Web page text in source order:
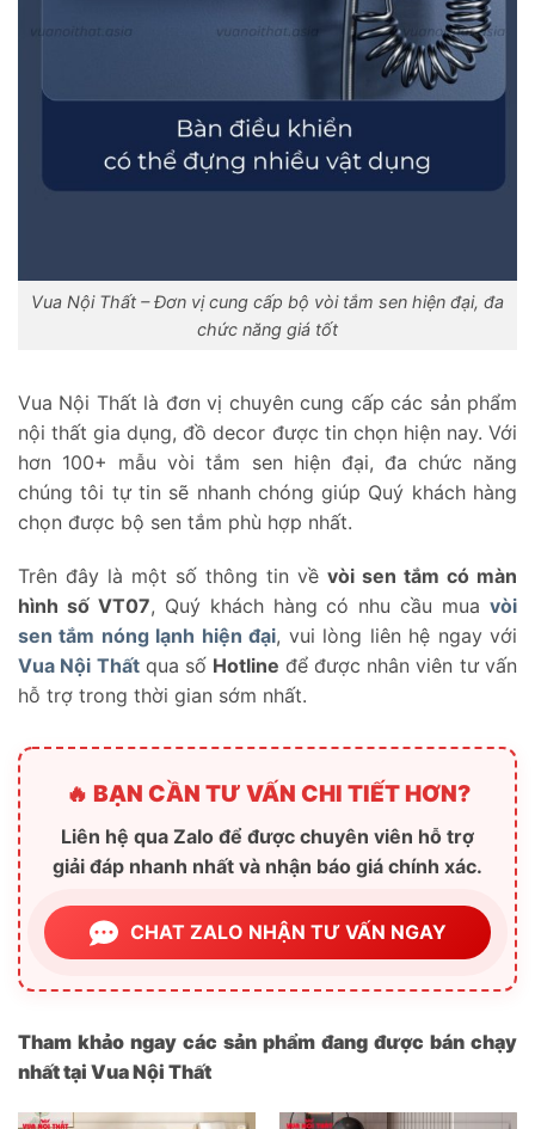
Vua Nội Thất – Đơn vị cung cấp bộ vòi tắm sen hiện đại, đa
chức năng giá tốt
Vua Nội Thất là đơn vị chuyên cung cấp các sản phẩm
nội thất gia dụng, đồ decor được tin chọn hiện nay. Với
hơn 100+ mẫu vòi tắm sen hiện đại, đa chức năng
chúng tôi tự tin sẽ nhanh chóng giúp Quý khách hàng
chọn được bộ sen tắm phù hợp nhất.
Trên đây là một số thông tin về vòi sen tắm có màn
hình số VT07, Quý khách hàng có nhu cầu muavòi
sen tắm nóng lạnh hiện đại, vui lòng liên hệ ngay với
Vua Nội Thấtqua số Hotline để được nhân viên tư vấn
hỗ trợ trong thời gian sớm nhất.
🔥 BẠN CẦN TƯ VẤN CHI TIẾT HƠN?
Liên hệ qua Zalo để được chuyên viên hỗ trợ
giải đáp nhanh nhất và nhận báo giá chính xác.
CHAT ZALO NHẬN TƯ VẤN NGAY
Tham khảo ngay các sản phẩm đang được bán chạy
nhất tại Vua Nội Thất